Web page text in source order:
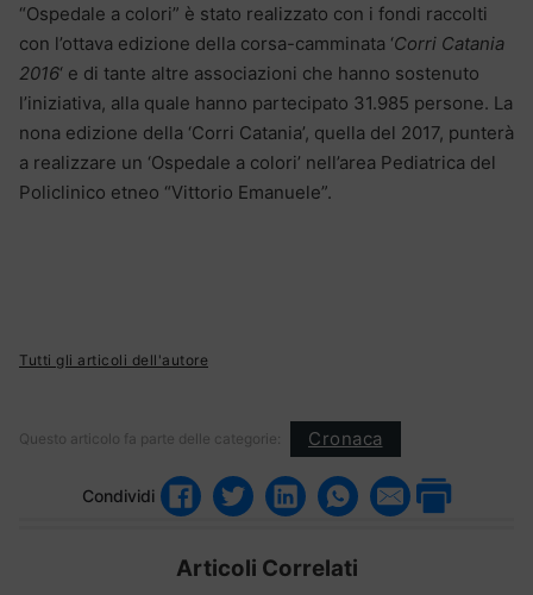
“Ospedale a colori” è stato realizzato con i fondi raccolti
con l’ottava edizione della corsa-camminata ‘Corri Catania
2016‘ e di tante altre associazioni che hanno sostenuto
l’iniziativa, alla quale hanno partecipato 31.985 persone. La
nona edizione della ‘Corri Catania’, quella del 2017, punterà
a realizzare un ‘Ospedale a colori’ nell’area Pediatrica del
Policlinico etneo “Vittorio Emanuele”.
Tutti gli articoli dell'autore
Questo articolo fa parte delle categorie: Cronaca
Condividi
Articoli Correlati